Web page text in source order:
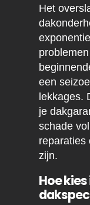
Het
een
lekkages.
je
schade
reparaties
zijn.
Hoe